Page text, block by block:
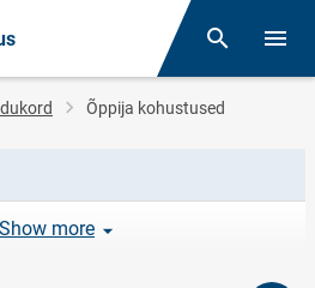
Otsing
Õppija kohustused
Show more